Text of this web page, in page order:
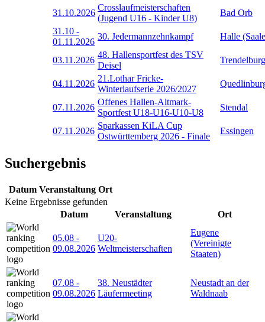
31.10.2026
Crosslaufmeisterschaften
(Jugend U16 - Kinder U8)
Bad Orb
31.10 -
01.11.2026
30. Jedermannzehnkampf Halle
03.11.2026
48. Hallensportfest des TSV
Deisel
Trendelburg
04.11.2026
21.Lothar Fricke-
Winterlaufserie 2026/2027
07.11.2026
Offenes Hallen-Altmark-
Sportfest U18-U16-U10-U8
Stendal
07.11.2026
Sparkassen KiLA Cup
Ostwürttemberg 2026 - Finale
Essingen
Suchergebnis
Datum Veranstaltung Ort
Keine Ergebnisse gefunden
Datum
Veranstaltung Ort
05.08 -
09.08.2026
U20-
Weltmeisterschaften
Eugene
(Vereinigte
Staaten)
07.08 -
09.08.2026
38. Neustädter
Läufermeeting
Neustadt an der
Waldnaab